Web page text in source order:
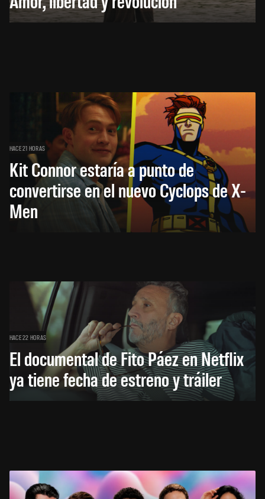
HACE 21 HORAS
Kit Connor estaría a punto de
convertirse en el nuevo Cyclops de X-
Men
HACE 22 HORAS
El documental de Fito Páez en Netflix
ya tiene fecha de estreno y tráiler